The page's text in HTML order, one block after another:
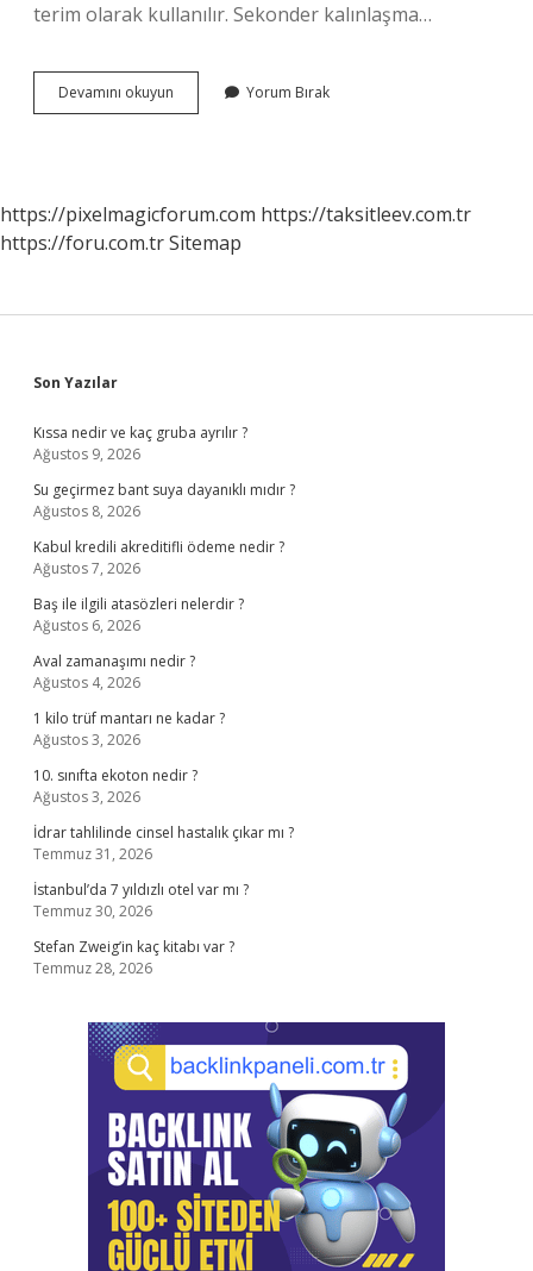
terim olarak kullanılır. Sekonder kalınlaşma…
Devamını okuyun Sekonder
Büyüme
Yorum Bırak
https://pixelmagicforum.com https://taksitleev.com.tr
https://foru.com.trSitemap
Sidebar
Son Yazılar
Kıssa nedir ve kaç gruba ayrılır ?
Ağustos 9, 2026
Su geçirmez bant suya dayanıklı mıdır ?
Ağustos 8, 2026
Kabul kredili akreditifli ödeme nedir ?
Ağustos 7, 2026
Baş ile ilgili atasözleri nelerdir ?
Ağustos 6, 2026
Aval zamanaşımı nedir ?
Ağustos 4, 2026
1 kilo trüf mantarı ne kadar ?
Ağustos 3, 2026
10. sınıfta ekoton nedir ?
Ağustos 3, 2026
İdrar tahlilinde cinsel hastalık çıkar mı ?
Temmuz 31, 2026
İstanbul’da 7 yıldızlı otel var mı ?
Temmuz 30, 2026
Stefan Zweig’in kaç kitabı var ?
Temmuz 28, 2026